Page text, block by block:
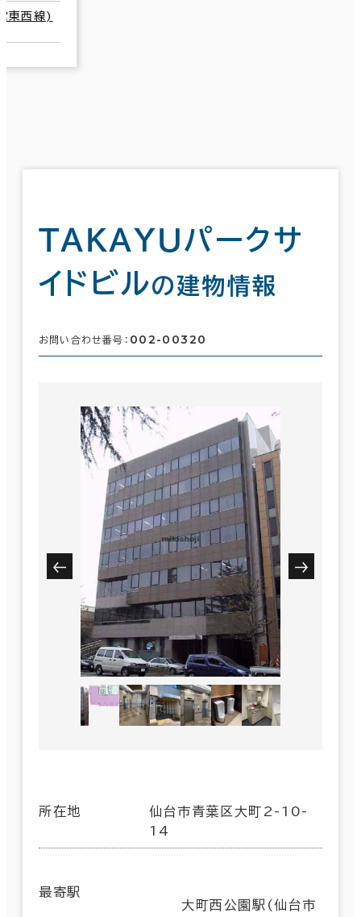
ＴＡＫＡＹＵパークサ
イドビルの建物情報
お問い合わせ番号： 002-00320
所在地
仙台市青葉区大町2-10-
14
最寄駅
大町西公園駅(仙台市